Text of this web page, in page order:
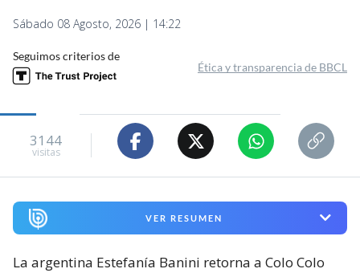
Sábado 08 Agosto, 2026 | 14:22
Seguimos criterios de
Ética y transparencia de BBCL
3144
visitas
VER RESUMEN
La argentina Estefanía Banini retorna a Colo Colo